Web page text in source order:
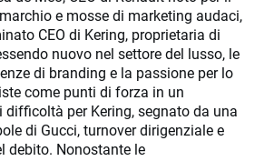
e mosse di marketing audaci,
CEO di Kering, proprietaria di
nuovo nel settore del lusso, le
di branding e la passione per lo
come punti di forza in un
difficoltà per Kering, segnato da una
di Gucci, turnover dirigenziale e
debito. Nonostante le